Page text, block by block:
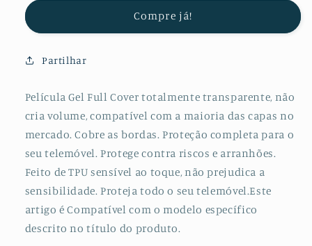
Hydrogel
Com
Laterais
para
Honor
V30
Hydrogel
Laterais
para
Honor
V30
Compre já!
Partilhar
Película Gel Full Cover totalmente transparente, não
cria volume, compatível com a maioria das capas no
mercado. Cobre as bordas. Proteção completa para o
seu telemóvel. Protege contra riscos e arranhões.
Feito de TPU sensível ao toque, não prejudica a
sensibilidade. Proteja todo o seu telemóvel.Este
artigo é Compatível com o modelo específico
descrito no título do produto.